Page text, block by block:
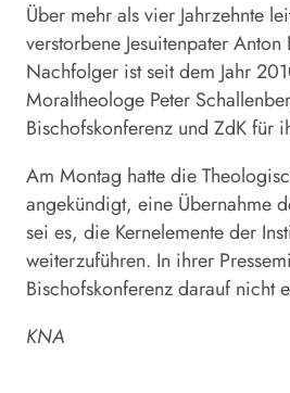
Über mehr als vier Jahrzehnte
verstorbene Jesuitenpater
Nachfolger ist seit dem Jahr
Moraltheologe Peter
Bischofskonferenz und ZdK für
Am Montag hatte die
angekündigt, eine Übernahme
sei es, die Kernelemente der
weiterzuführen. In ihrer
Bischofskonferenz darauf nicht
KNA